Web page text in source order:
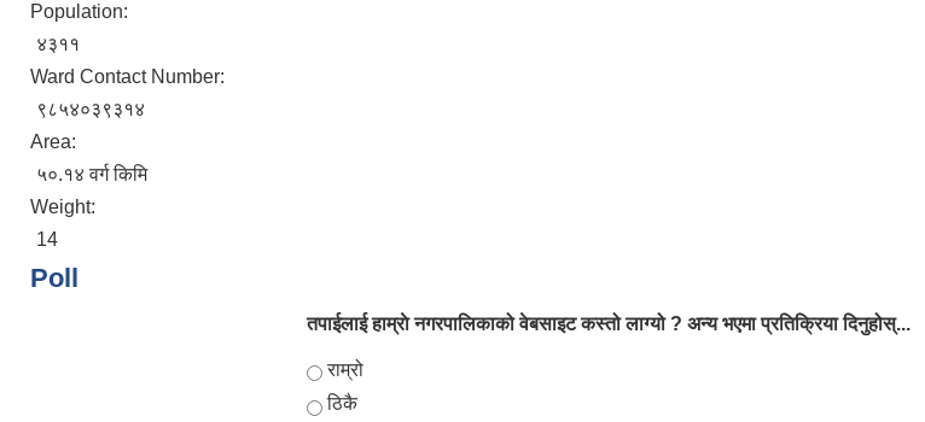
Population:
४३११
Ward Contact Number:
९८५४०३९३१४
Area:
५०.१४ वर्ग किमि
Weight:
14
Poll
तपाईलाई हाम्राे नगरपालिकाको वेबसाइट कस्तो लाग्यो ? अन्य भएमा प्रतिक्रिया दिनुहोस्...
Choices
राम्रो
ठिकै